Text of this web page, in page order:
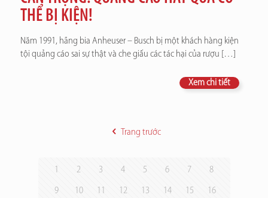
THỂ BỊ KIỆN!
Năm 1991, hãng bia Anheuser – Busch bị một khách hàng kiện
tội quảng cáo sai sự thật và che giấu các tác hại của rượu […]
Xem chi tiết
Trang trước
1 2 3 4 5 6 7 8
9 10 11 12 13 14 15 16